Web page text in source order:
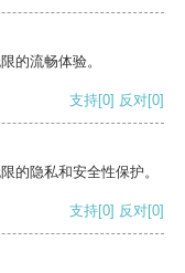
的流畅体验。
支持[0] 反对[0]
的隐私和安全性保护。
支持[0] 反对[0]